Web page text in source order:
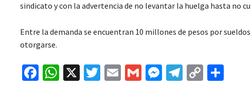
sindicato y con la advertencia de no levantar la huelga hasta no
Entre la demanda se encuentran 10 millones de pesos por
otorgarse.
Fa W X
T
E
G
M Te C